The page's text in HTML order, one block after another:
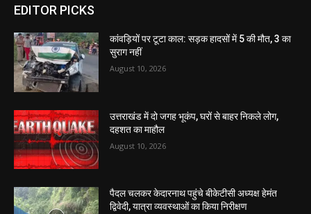
EDITOR PICKS
कांवड़ियों पर टूटा काल: सड़क हादसों में 5 की मौत, 3 का
सुराग नहीं
August 10, 2026
उत्तराखंड में दो जगह भूकंप, घरों से बाहर निकले लोग,
दहशत का माहौल
August 10, 2026
पैदल चलकर केदारनाथ पहुंचे बीकेटीसी अध्यक्ष हेमंत
द्विवेदी, यात्रा व्यवस्थाओं का किया निरीक्षण